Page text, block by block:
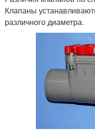
Клапаны
различного диаметра.